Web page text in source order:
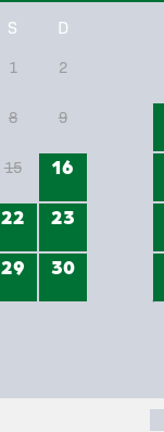
S D
1 2
8 9
15
16
22
23
29
30